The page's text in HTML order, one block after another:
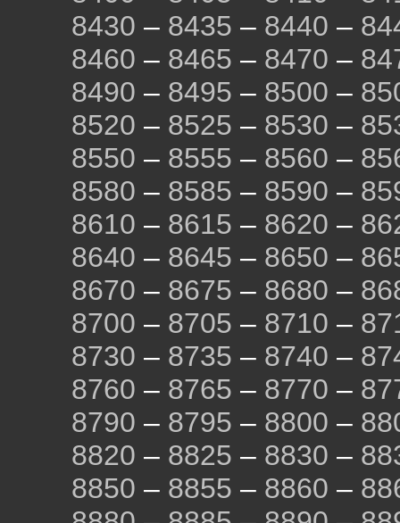
8430 – 8435 – 8440 –
8460 – 8465 – 8470 –
8490 – 8495 – 8500 –
8520 – 8525 – 8530 –
8550 – 8555 – 8560 –
8580 – 8585 – 8590 –
8610 – 8615 – 8620 –
8640 – 8645 – 8650 –
8670 – 8675 – 8680 –
8700 – 8705 – 8710 –
8730 – 8735 – 8740 –
8760 – 8765 – 8770 –
8790 – 8795 – 8800 –
8820 – 8825 – 8830 –
8850 – 8855 – 8860 –